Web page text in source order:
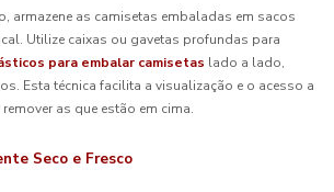
armazene as camisetas embaladas em sacos
Utilize caixas ou gavetas profundas para
para embalar camisetas lado a lado,
Esta técnica facilita a visualização e o acesso a
as que estão em cima.
Seco e Fresco